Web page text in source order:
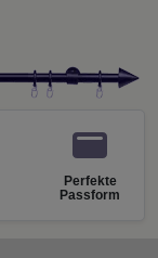
Perfekte
Passform